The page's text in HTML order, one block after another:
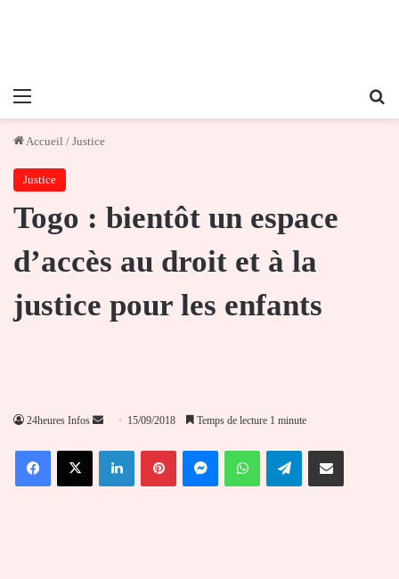
Menu
Accueil / Justice
Justice
Togo : bientôt un espace
d’accès au droit et à la
justice pour les enfants
24heures Infos
Envoyer
courriel
15/09/2018 Temps de lecture 1 minute
FacebookX LinkedinPinterestMessengerWhatsAppTelegramPartager par email